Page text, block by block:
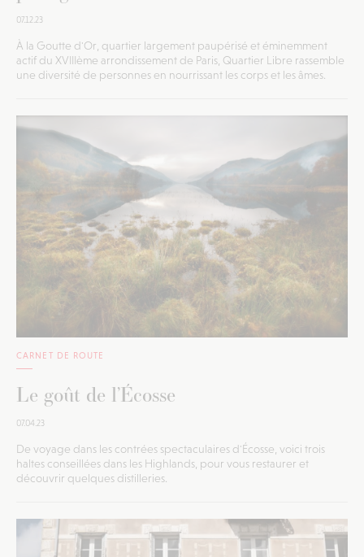
07.12.23
À la Goutte d'Or, quartier largement paupérisé et éminemment
actif du XVIIIème arrondissement de Paris, Quartier Libre rassemble
une diversité de personnes en nourrissant les corps et les âmes.
CARNET DE ROUTE
Le goût de l’Écosse
07.04.23
De voyage dans les contrées spectaculaires d'Écosse, voici trois
haltes conseillées dans les Highlands, pour vous restaurer et
découvrir quelques distilleries.